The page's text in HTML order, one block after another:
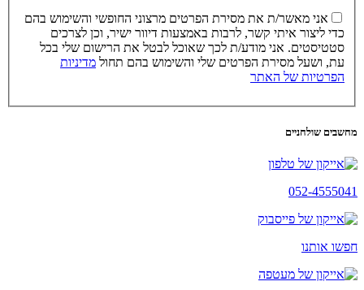
אני מאשר/ת את מסירת הפרטים מרצוני החופשי והשימוש בהם
כדי ליצור איתי קשר, לרבות באמצעות דיוור ישיר, וכן לצרכים
סטטיסטים. אני מודע/ת לכך שאוכל לבטל את הרישום שלי בכל
עת, ושעל מסירת הפרטים שלי והשימוש בהם תחול מדיניות
הפרטיות של האתר
מחשבים שולחניים
052-4555041
חפשו אותנו